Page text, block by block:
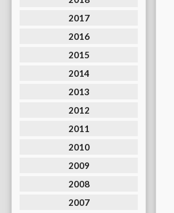
2017
2016
2015
2014
2013
2012
2011
2010
2009
2008
2007